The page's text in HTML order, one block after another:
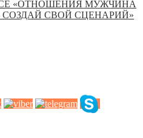
«ОТНОШЕНИЯ МУЖЧИНА
СВОЙ СЦЕНАРИЙ»